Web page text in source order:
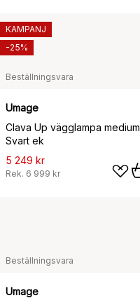
Beställningsvara
Umage
Clava Up vägglampa medium,
Svart ek
5 249 kr
Rek. 6 999 kr
KAMPANJ
-25%
Beställningsvara
Umage